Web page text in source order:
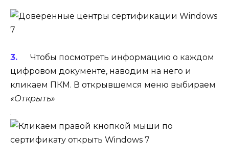
Чтобы посмотреть информацию о каждом
цифровом документе, наводим на него и
кликаем ПКМ. В открывшемся меню выбираем
«Открыть»
.